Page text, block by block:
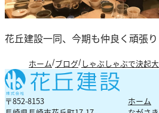
花丘建設一同、今期も仲良く頑張
ホーム ブログ しゃぶしゃぶで決起
〒852-8153
ホーム